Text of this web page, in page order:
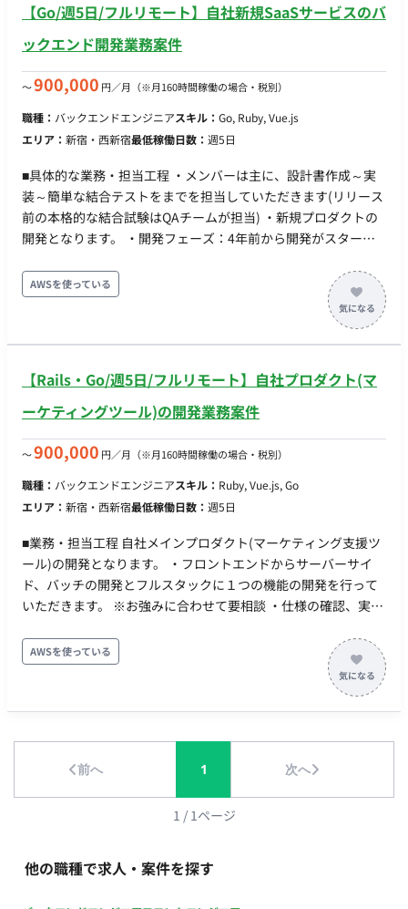
【Go/週5日/フルリモート】自社新規SaaSサービスのバ
ックエンド開発業務案件
〜900,000 円／月 （※月160時間稼働の場合・税別）
職種： バックエンドエンジニアスキル： Go, Ruby, Vue.js
エリア： 新宿・西新宿最低稼働日数： 週5日
■具体的な業務・担当工程 ・メンバーは主に、設計書作成～実
装～簡単な結合テストをまでを担当していただきます(リリース
前の本格的な結合試験はQAチームが担当) ・新規プロダクトの
開発となります。 ・開発フェーズ：4年前から開発がスタート
実際に多くの企業に使っていただくことで、ユーザーニーズの
解像度が上がり、現在は多くの新機能の開発に取り組んでおり
Sass Framework：Ruby on Rails / Vue.js/ React Middleware：
Aurora / Lambda ※新技術は積極的に検証・採用して開発を進
めます。 ■AIツール Devin claude 自社開発のAI ■チーム環境 プ
モバイル、Webチーム Webチーム：10名 L今回はWebチ
ント、バックエンドと明確にチーム分けはされておらず、フロ
ントが強い方/バックエンドが強い方/フルスタックで開発が出
協力して作業を進めるようにしており、 実装で不明な点などが
あれば、チーム内で質問すれば助けてもらえるような雰囲気で
行っております。
AWSを使っている
【Rails・Go/週5日/フルリモート】自社プロダクト(マ
ーケティングツール)の開発業務案件
〜900,000 円／月 （※月160時間稼働の場合・税別）
職種： バックエンドエンジニアスキル： Ruby, Vue.js, Go
エリア： 新宿・西新宿最低稼働日数： 週5日
■業務・担当工程 自社メインプロダクト(マーケティング支援ツ
ール)の開発となります。 ・フロントエンドからサーバーサイ
ド、バッチの開発とフルスタックに１つの機能の開発を行って
いただきます。 ※お強みに合わせて要相談 ・仕様の確認、実装
程を一通り担当していただくため、要件定義から仕様検討まで
詳細設計からコーディングまでといった限られた役割ではな
く、裁量大きく開発をしたい方、能動的に開発を推し進めて頂
ける方を求めています。 ■具体的な開発内容 ・データマーケテ
感が御座います。) ‐バックエンド、フロントエンドの開発に
おける仕様の確認、実装方針検討、実装、テスト、コードレビ
ューを実施いただきます。 ‐設計書の不足部分を修正すること
して頂く可能性も御座います。 ・体制は、大きく分けて
要件仕様チーム、開発チーム、QAチームに分かれており、 今回
AWSを使っている
前へ 1 次へ
1 / 1ページ
他の職種で求人・案件を探す